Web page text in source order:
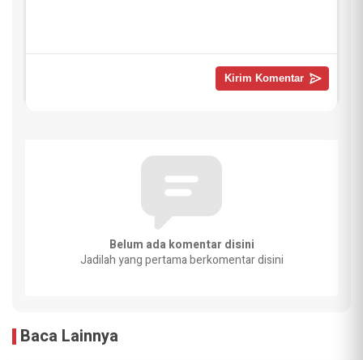
Belum ada komentar disini
Jadilah yang pertama berkomentar disini
Baca Lainnya